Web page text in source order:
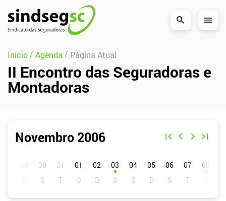
Pular Navegação (s)
Início/ Agenda / Página Atual
II Encontro das Seguradoras e
Montadoras
Novembro 2006
01 02 03 04 05 06 07 08